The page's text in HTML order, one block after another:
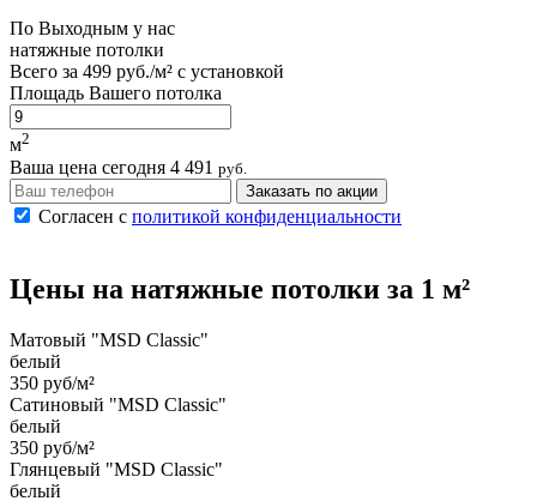
По Выходным у нас
натяжные потолки
Всего за 499 руб./м² с установкой
Площадь Вашего потолка
м2
Ваша цена сегодня 4 491 руб.
Заказать по акции
Согласен с политикой конфиденциальности
Цены на натяжные потолки за 1 м²
Матовый "MSD Classic"
белый
350 руб/м²
Сатиновый "MSD Classic"
белый
350 руб/м²
Глянцевый "MSD Classic"
белый